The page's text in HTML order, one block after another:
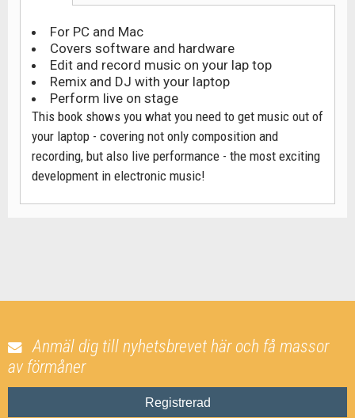
For PC and Mac
Covers software and hardware
Edit and record music on your lap top
Remix and DJ with your laptop
Perform live on stage
This book shows you what you need to get music out of
your laptop - covering not only composition and
recording, but also live performance - the most exciting
development in electronic music!
Anmäl dig till nyhetsbrevet här och få massor
av förmåner
Registrerad